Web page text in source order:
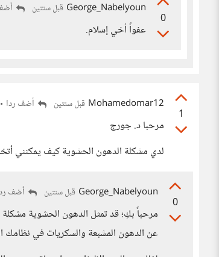
0
George_Nabelyoun قبل سنتين
عفواً أخي إسلام.
1
Mohamedomar12 قبل سنتين أضف ردا
مرحبا د. جورج
لدي مشكلة الدهون الحشوية كيف يمكنني
0
George_Nabelyoun قبل سنتين أضف
مرحباً بكِ؛ قد تمثل الدهون الحشوية
عن الدهون المشبعة والسكريات في نظامك